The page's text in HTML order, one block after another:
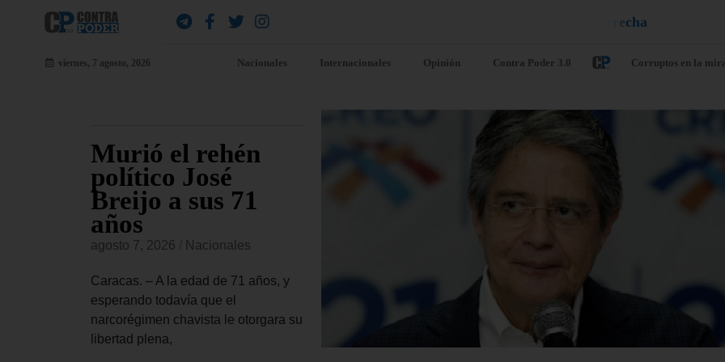
viernes, 7 agosto, 2026 Nacionales Internacionales Opinión Contra Poder 3.0 Corruptos en la
Murió el rehén
político José
Breijo a sus 71
años
agosto 7, 2026 Nacionales
Caracas. – A la edad de 71 años, y
esperando todavía que el
narcorégimen chavista le otorgara su
libertad plena,
Bruselas estudia
conceder una
ayuda adicional a
España por la
Internacionales
La Comisión Europea ha confirmado
este jueves que estudia conceder
una ayuda financiera adicional a
EE. UU.
que Líbano e
Israel
«antes de lo
jornada de
diálogo
agosto 6, 2026
Las delegaciones de